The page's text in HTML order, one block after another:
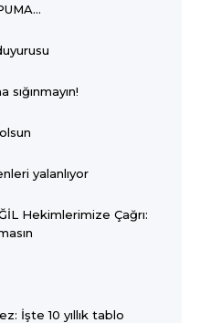
sığınmayın!
yalanlıyor
Hekimlerimize Çağrı:
İşte 10 yıllık tablo